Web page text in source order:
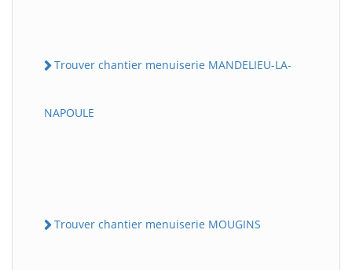
Trouver chantier menuiserie MANDELIEU-LA-
NAPOULE
Trouver chantier menuiserie MOUGINS